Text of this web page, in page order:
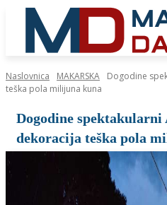
Naslovnica MAKARSKA
Dogodine
teška pola milijuna kuna
Dogodine spektakularni
dekoracija teška pola